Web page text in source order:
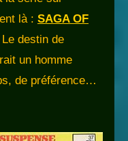
là : SAGA OF
destin de
un homme
de préférence…